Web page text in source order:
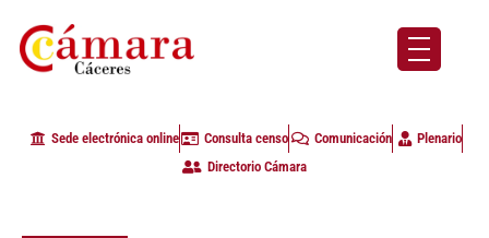
Sede electrónica online Consulta censo Comunicación
Plenario
Directorio Cámara